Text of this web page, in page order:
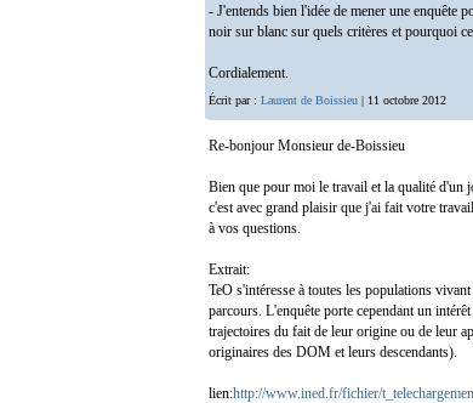
- J'entends bien l'idée de mener une
noir sur blanc sur quels critères et pourquoi
Cordialement.
Écrit par : Laurent de Boissieu | 11 octobre 2012
Re-bonjour Monsieur de-Boissieu
Bien que pour moi le travail et la qualité d'un
c'est avec grand plaisir que j'ai fait votre
à vos questions.
Extrait:
TeO s'intéresse à toutes les populations
parcours. L'enquête porte cependant un
trajectoires du fait de leur origine ou de leur
originaires des DOM et leurs descendants).
lien:http://www.ined.fr/fichier/